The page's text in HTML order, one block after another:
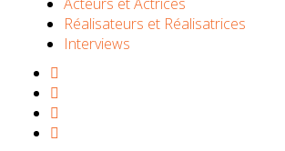
Réalisateurs et Réalisatrices
Interviews